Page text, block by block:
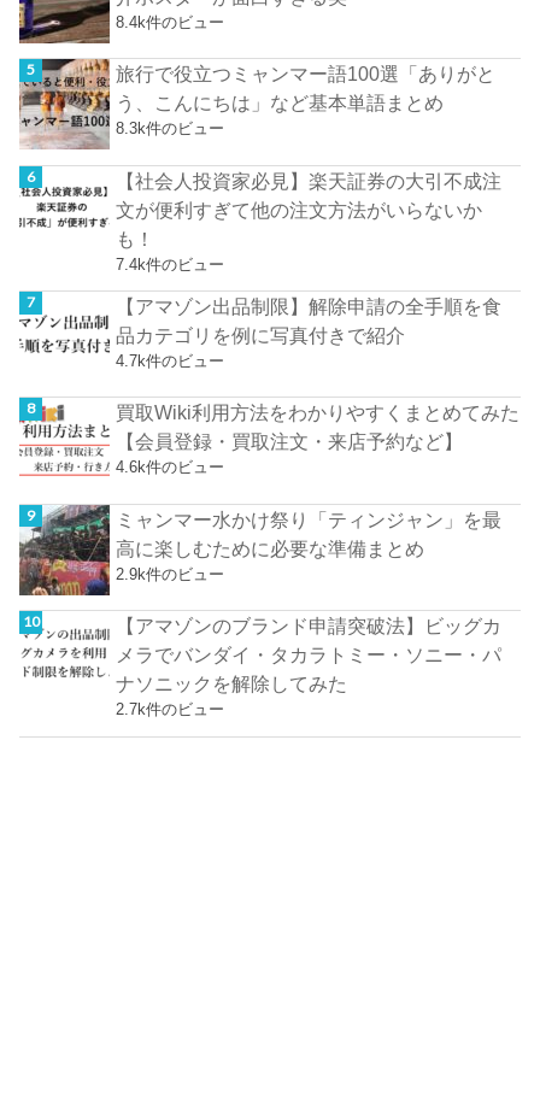
8.4k件のビュー
旅行で役立つミャンマー語100選「ありがと
う、こんにちは」など基本単語まとめ
8.3k件のビュー
【社会人投資家必見】楽天証券の大引不成注
文が便利すぎて他の注文方法がいらないか
も！
7.4k件のビュー
【アマゾン出品制限】解除申請の全手順を食
品カテゴリを例に写真付きで紹介
4.7k件のビュー
買取Wiki利用方法をわかりやすくまとめてみた
【会員登録・買取注文・来店予約など】
4.6k件のビュー
ミャンマー水かけ祭り「ティンジャン」を最
高に楽しむために必要な準備まとめ
2.9k件のビュー
【アマゾンのブランド申請突破法】ビッグカ
メラでバンダイ・タカラトミー・ソニー・パ
ナソニックを解除してみた
2.7k件のビュー